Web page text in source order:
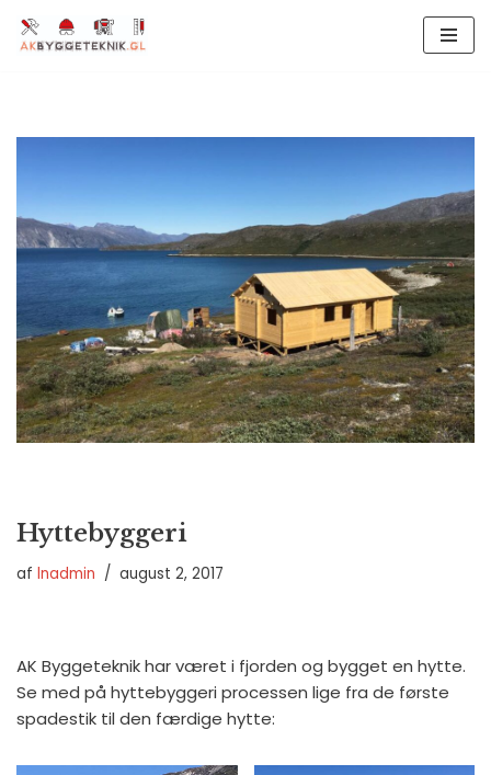
Spring
Hyttebyggeri
af lnadmin august 2, 2017
AK Byggeteknik har været i fjorden og bygget en hytte.
Se med på hyttebyggeri processen lige fra de første
spadestik til den færdige hytte: